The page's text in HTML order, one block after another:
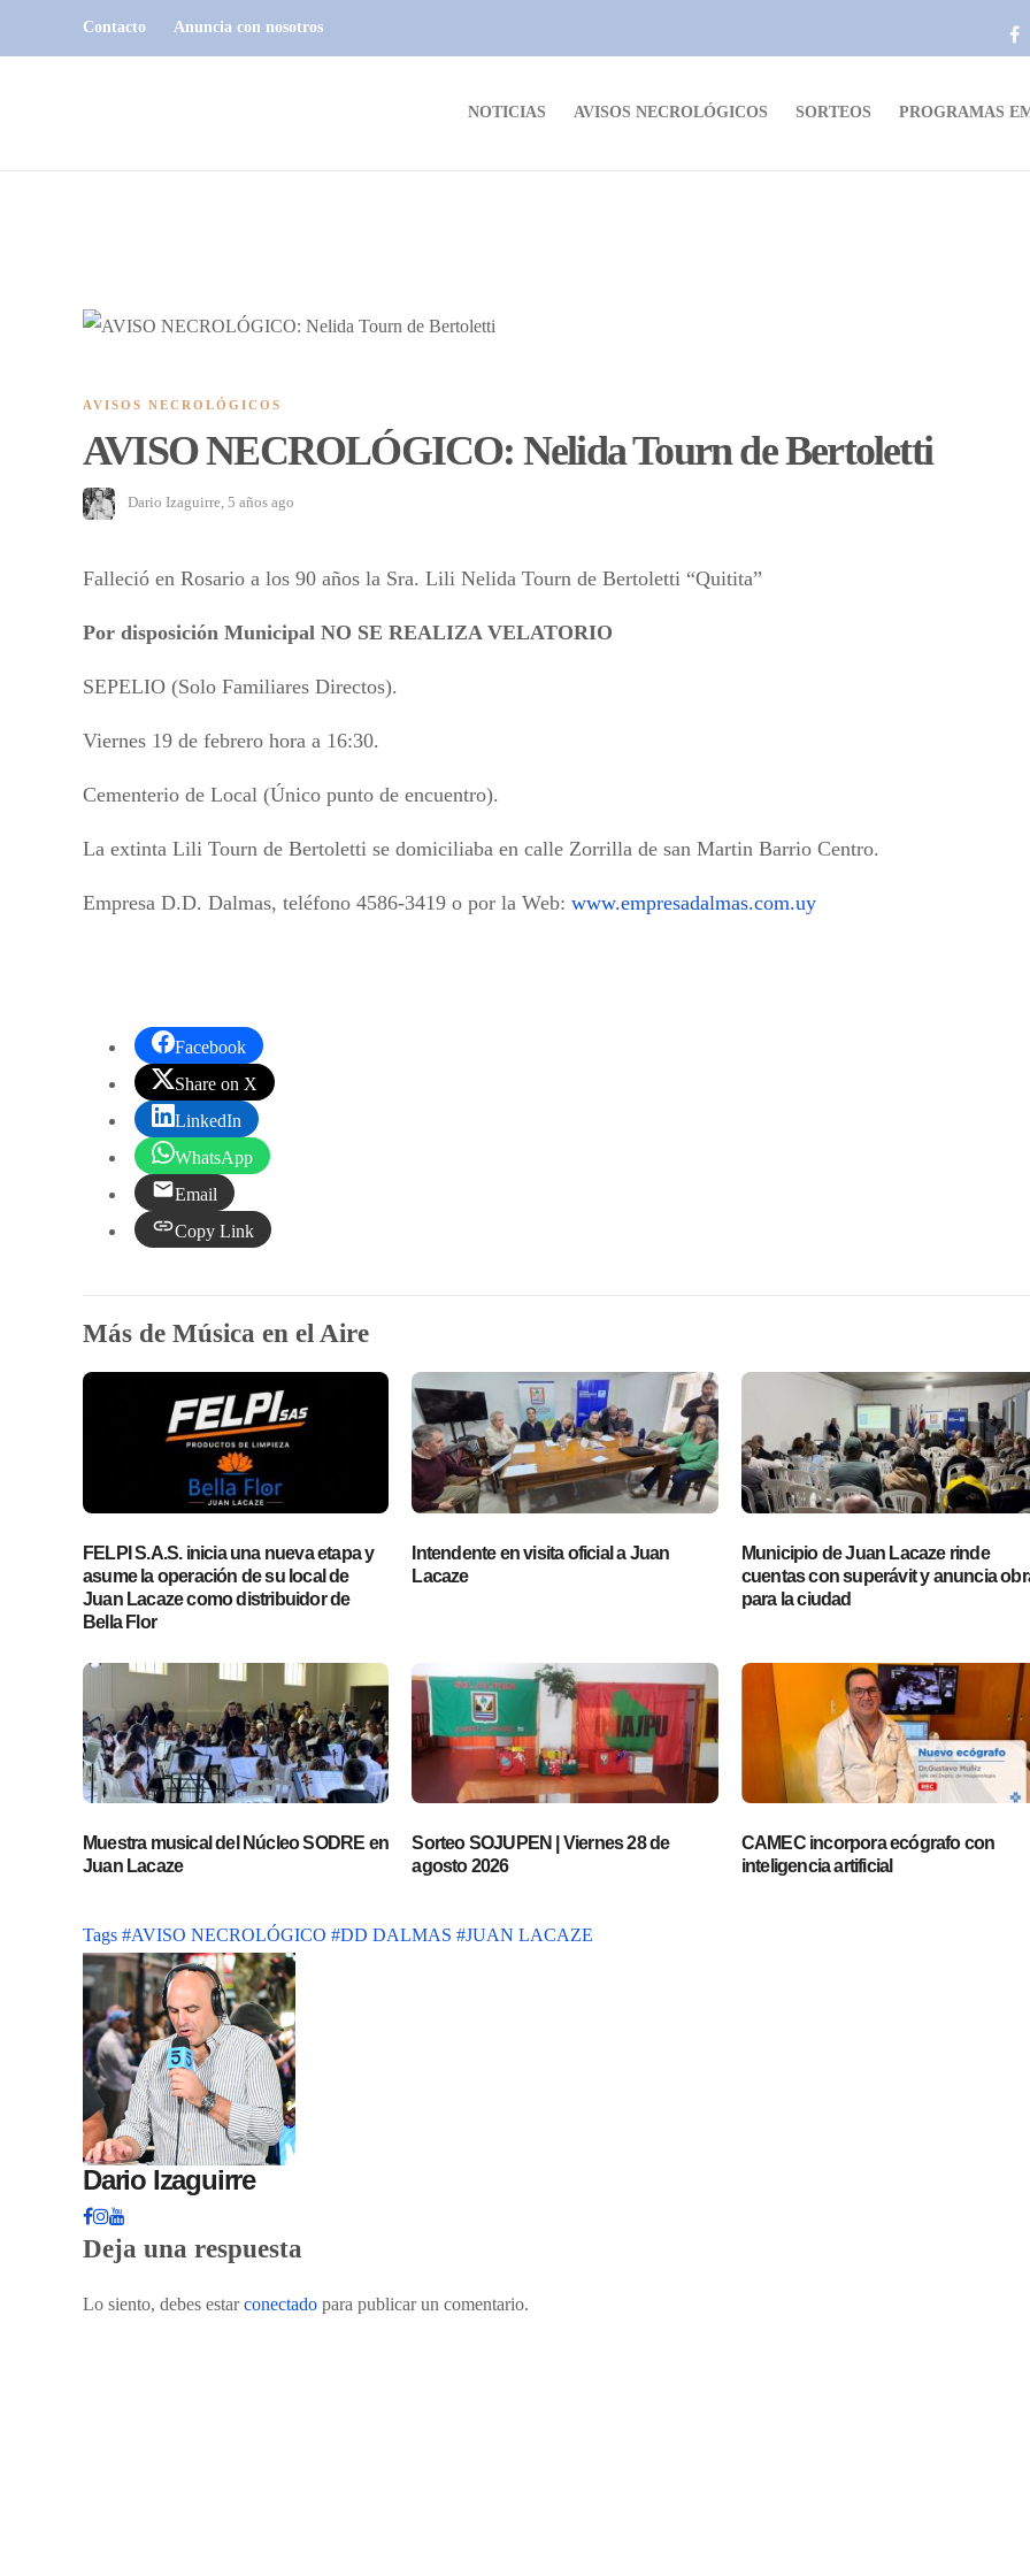
Contacto Anuncia con nosotros
NOTICIAS AVISOS NECROLÓGICOS SORTEOS PROGRAMAS
AVISOS NECROLÓGICOS
AVISO NECROLÓGICO: Nelida Tourn de Bertoletti
Dario Izaguirre, 5 años ago
Falleció en Rosario a los 90 años la Sra. Lili Nelida Tourn de Bertoletti “Quitita”
Por disposición Municipal NO SE REALIZA VELATORIO
SEPELIO (Solo Familiares Directos).
Viernes 19 de febrero hora a 16:30.
Cementerio de Local (Único punto de encuentro).
La extinta Lili Tourn de Bertoletti se domiciliaba en calle Zorrilla de san Martin Barrio Centro.
Empresa D.D. Dalmas, teléfono 4586-3419 o por la Web: www.empresadalmas.com.uy
Facebook
Share on X
LinkedIn
WhatsApp
Email
Copy Link
Más de Música en el Aire
FELPI S.A.S. inicia una nueva etapa y
asume la operación de su local de
Juan Lacaze como distribuidor de
Bella Flor
Intendente en visita oficial a Juan
Lacaze
Municipio de Juan Lacaze rinde
cuentas con superávit y anuncia
para la ciudad
Muestra musical del Núcleo SODRE en
Juan Lacaze
Sorteo SOJUPEN | Viernes 28 de
agosto 2026
CAMEC incorpora ecógrafo con
inteligencia artificial
Tags #AVISO NECROLÓGICO #DD DALMAS #JUAN LACAZE
Dario Izaguirre
Deja una respuesta
Lo siento, debes estarconectado para publicar un comentario.